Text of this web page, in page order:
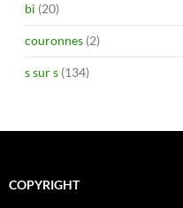
bi (20)
couronnes (2)
s sur s (134)
COPYRIGHT